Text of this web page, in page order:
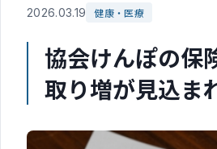
2026.03.19 健康・医療
協会けんぽの
取り増が見込ま